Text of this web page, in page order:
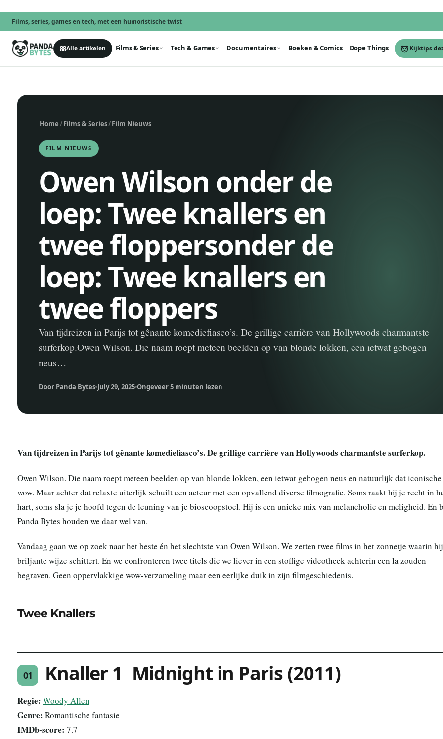
Films, series, games en tech, met een humoristische twist
Alle artikelen Films & Series Tech & Games Documentaires Boeken & Comics Dope Things Kijktips
Home/Films & Series/Film Nieuws
FILM NIEUWS
Owen Wilson onder de
loep: Twee knallers en
twee floppersonder de
loep: Twee knallers en
twee floppers
Van tijdreizen in Parijs tot gênante komediefiasco’s. De grillige carrière van Hollywoods charmantste
surferkop.Owen Wilson. Die naam roept meteen beelden op van blonde lokken, een ietwat gebogen
neus…
Door Panda Bytes July 29, 2025 Ongeveer 5 minuten lezen
Van tijdreizen in Parijs tot gênante komediefiasco’s. De grillige carrière van Hollywoods charmantste surferkop.
Owen Wilson. Die naam roept meteen beelden op van blonde lokken, een ietwat gebogen neus en natuurlijk dat iconische
wow. Maar achter dat relaxte uiterlijk schuilt een acteur met een opvallend diverse filmografie. Soms raakt hij je recht in
hart, soms sla je je hoofd tegen de leuning van je bioscoopstoel. Hij is een unieke mix van melancholie en meligheid. En
Panda Bytes houden we daar wel van.
Vandaag gaan we op zoek naar het beste én het slechtste van Owen Wilson. We zetten twee films in het zonnetje waarin
briljante wijze schittert. En we confronteren twee titels die we liever in een stoffige videotheek achterin een la zouden
begraven. Geen oppervlakkige wow-verzameling maar een eerlijke duik in zijn filmgeschiedenis.
Twee Knallers
01 Knaller 1 Midnight in Paris (2011)
Regie: Woody Allen
Genre: Romantische fantasie
IMDb-score: 7.7